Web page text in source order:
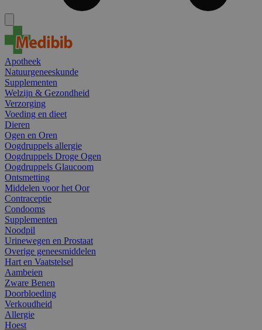
Apotheek
Natuurgeneeskunde
Supplementen
Welzijn & Gezondheid
Verzorging
Voeding en dieet
Dieren
Ogen en Oren
Oogdruppels allergie
Oogdruppels Droge Ogen
Oogdruppels Glaucoom
Ontsmetting
Middelen voor het Oor
Contraceptie
Condooms
Supplementen
Noodpil
Urinewegen en Prostaat
Overige geneesmiddelen
Hart en Vaatstelsel
Aambeien
Zware Benen
Doorbloeding
Verkoudheid
Allergie
Hoest